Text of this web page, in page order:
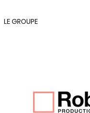
LE GROUPE